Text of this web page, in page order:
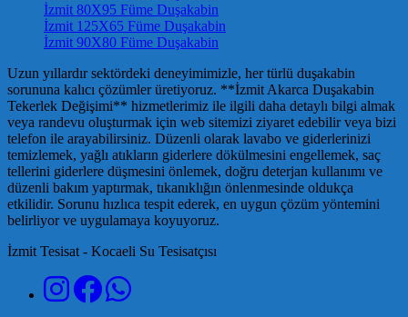
İzmit 80X95 Füme Duşakabin
İzmit 125X65 Füme Duşakabin
İzmit 90X80 Füme Duşakabin
Uzun yıllardır sektördeki deneyimimizle, her türlü duşakabin
sorununa kalıcı çözümler üretiyoruz. **İzmit Akarca Duşakabin
Tekerlek Değişimi** hizmetlerimiz ile ilgili daha detaylı bilgi almak
veya randevu oluşturmak için web sitemizi ziyaret edebilir veya bizi
telefon ile arayabilirsiniz. Düzenli olarak lavabo ve giderlerinizi
temizlemek, yağlı atıkların giderlere dökülmesini engellemek, saç
tellerini giderlere düşmesini önlemek, doğru deterjan kullanımı ve
düzenli bakım yaptırmak, tıkanıklığın önlenmesinde oldukça
etkilidir. Sorunu hızlıca tespit ederek, en uygun çözüm yöntemini
belirliyor ve uygulamaya koyuyoruz.
İzmit Tesisat - Kocaeli Su Tesisatçısı